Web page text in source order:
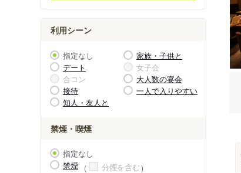
利用シーン
指定なし
家族・子供と
デート
女子会
合コン
大人数の宴会
接待
一人で入りやすい
知人・友人と
禁煙・喫煙
指定なし
禁煙
分煙を含む